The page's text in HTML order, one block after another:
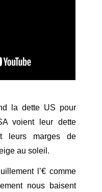
la dette US pour
voient leur dette
leurs marges de
au soleil.
l’€ comme
nous baisent